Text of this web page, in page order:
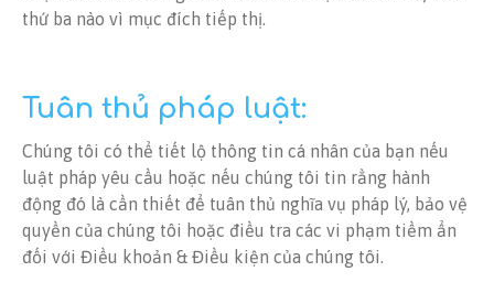
thứ ba nào vì mục đích tiếp thị.
Tuân thủ pháp luật:
Chúng tôi có thể tiết lộ thông tin cá nhân của bạn nếu
luật pháp yêu cầu hoặc nếu chúng tôi tin rằng hành
động đó là cần thiết để tuân thủ nghĩa vụ pháp lý, bảo vệ
quyền của chúng tôi hoặc điều tra các vi phạm tiềm ẩn
đối với Điều khoản & Điều kiện của chúng tôi.